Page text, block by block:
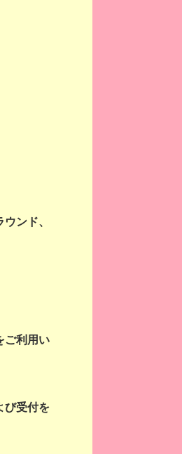
ンド、
ご利用い
び受付を